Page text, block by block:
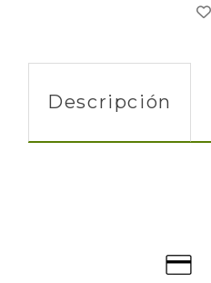
Descripción